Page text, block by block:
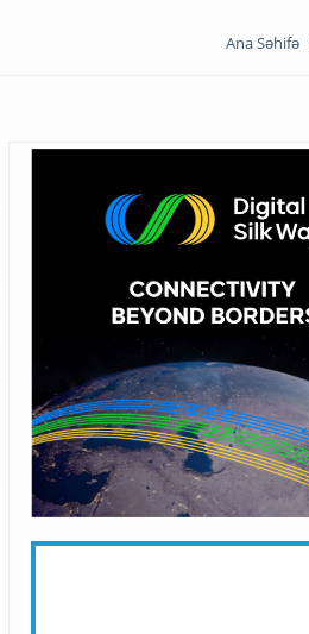
Ana Səhifə